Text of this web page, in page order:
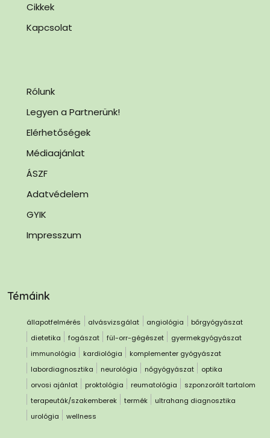
Cikkek
Kapcsolat
Rólunk
Legyen a Partnerünk!
Elérhetőségek
Médiaajánlat
ÁSZF
Adatvédelem
GYIK
Impresszum
Témáink
állapotfelmérés alvásvizsgálat angiológia
bőrgyógyászat
dietetika
fogászat fül-orr-gégészet
gyermekgyógyászat
immunológia
kardiológia
komplementer gyógyászat
labordiagnosztika
neurológia nőgyógyászat
optika
orvosi ajánlat
proktológia reumatológia
szponzorált tartalom
terapeuták/szakemberek
termék
ultrahang diagnosztika
urológia
wellness